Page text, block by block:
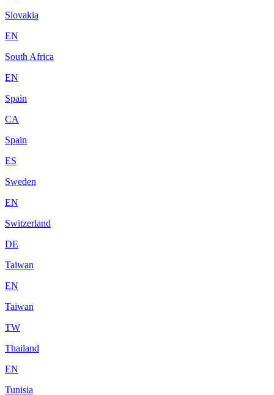
Slovakia
EN
South Africa
EN
Spain
CA
Spain
ES
Sweden
EN
Switzerland
DE
Taiwan
EN
Taiwan
TW
Thailand
EN
Tunisia